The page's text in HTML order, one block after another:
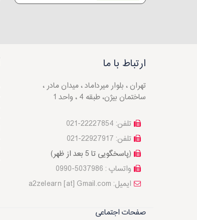
ارتباط با ما
تهران ، بلوار میرداماد ، میدان مادر ،
ساختمان بیژن، طبقه 4 ، واحد 1
تلفن: 22227854-021
تلفن: 22927917-021
(پاسخگویی تا 5 بعد از ظهر)
واتساپ : 5037986-0990
a2zelearn [at] Gmail.com :ایمیل
صفحات اجتماعی